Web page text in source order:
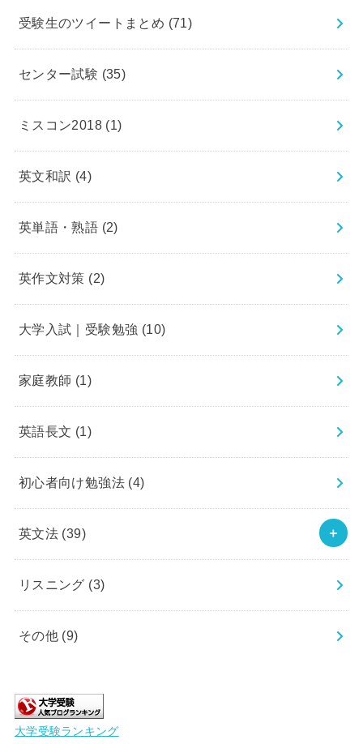
受験生のツイートまとめ (71)
センター試験 (35)
ミスコン2018 (1)
英文和訳 (4)
英単語・熟語 (2)
英作文対策 (2)
大学入試｜受験勉強 (10)
家庭教師 (1)
英語長文 (1)
初心者向け勉強法 (4)
英文法 (39)
リスニング (3)
その他 (9)
大学受験ランキング